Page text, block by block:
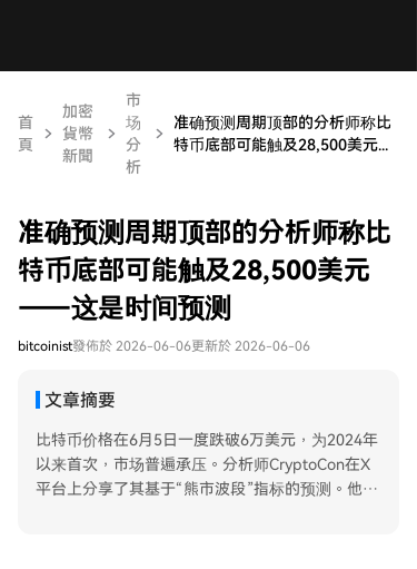
首
頁
加密
貨幣
新聞
市
场
分
析
准确预测周期顶部的分析师称比
特币底部可能触及28,500美元...
准确预测周期顶部的分析师称比
特币底部可能触及28,500美元
——这是时间预测
bitcoinist發佈於 2026-06-06更新於 2026-06-06
文章摘要
比特币价格在6月5日一度跌破6万美元，为2024年
以来首次，市场普遍承压。分析师CryptoCon在X
平台上分享了其基于“熊市波段”指标的预测。他指